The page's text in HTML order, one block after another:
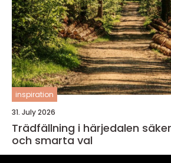
inspiration
31. July 2026
Trädfällning i härjedalen säkerhet, planering
och smarta val